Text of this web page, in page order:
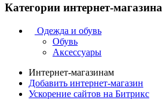
Категории интернет-магазина
Одежда и обувь
Обувь
Аксессуары
Интернет-магазинам
Добавить интернет-магазин
Ускорение сайтов на Битрикс